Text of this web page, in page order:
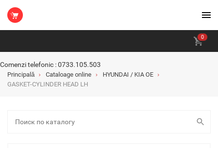
0
Comenzi telefonic : 0733.105.503
Principală Cataloage online
HYUNDAI / KIA OE
GASKET-CYLINDER HEAD LH